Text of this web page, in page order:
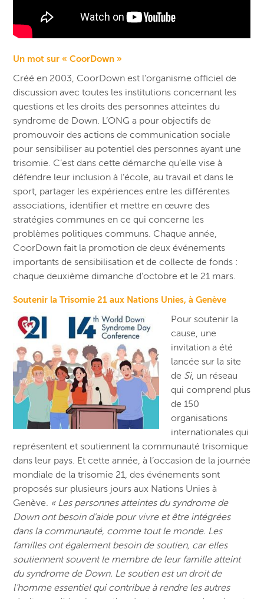
Un mot sur « CoorDown »
Créé en 2003, CoorDown est l’organisme officiel de
discussion avec toutes les institutions concernant les
questions et les droits des personnes atteintes du
syndrome de Down. L’ONG a pour objectifs de
promouvoir des actions de communication sociale
pour sensibiliser au potentiel des personnes ayant une
trisomie. C’est dans cette démarche qu’elle vise à
défendre leur inclusion à l’école, au travail et dans le
sport, partager les expériences entre les différentes
associations, identifier et mettre en œuvre des
stratégies communes en ce qui concerne les
problèmes politiques communs. Chaque année,
CoorDown fait la promotion de deux événements
importants de sensibilisation et de collecte de fonds :
chaque deuxième dimanche d’octobre et le 21 mars.
Soutenir la Trisomie 21 aux Nations Unies, à Genève
Pour soutenir la
cause, une
invitation a été
lancée sur la site
de Si, un réseau
qui comprend plus
de 150
organisations
internationales qui
représentent et soutiennent la communauté trisomique
dans leur pays. Et cette année, à l’occasion de la journée
mondiale de la trisomie 21, des événements sont
proposés sur plusieurs jours aux Nations Unies à
Genève. « Les personnes atteintes du syndrome de
Down ont besoin d’aide pour vivre et être intégrées
dans la communauté, comme tout le monde. Les
familles ont également besoin de soutien, car elles
soutiennent souvent le membre de leur famille atteint
du syndrome de Down. Le soutien est un droit de
l’homme essentiel qui contribue à rendre les autres